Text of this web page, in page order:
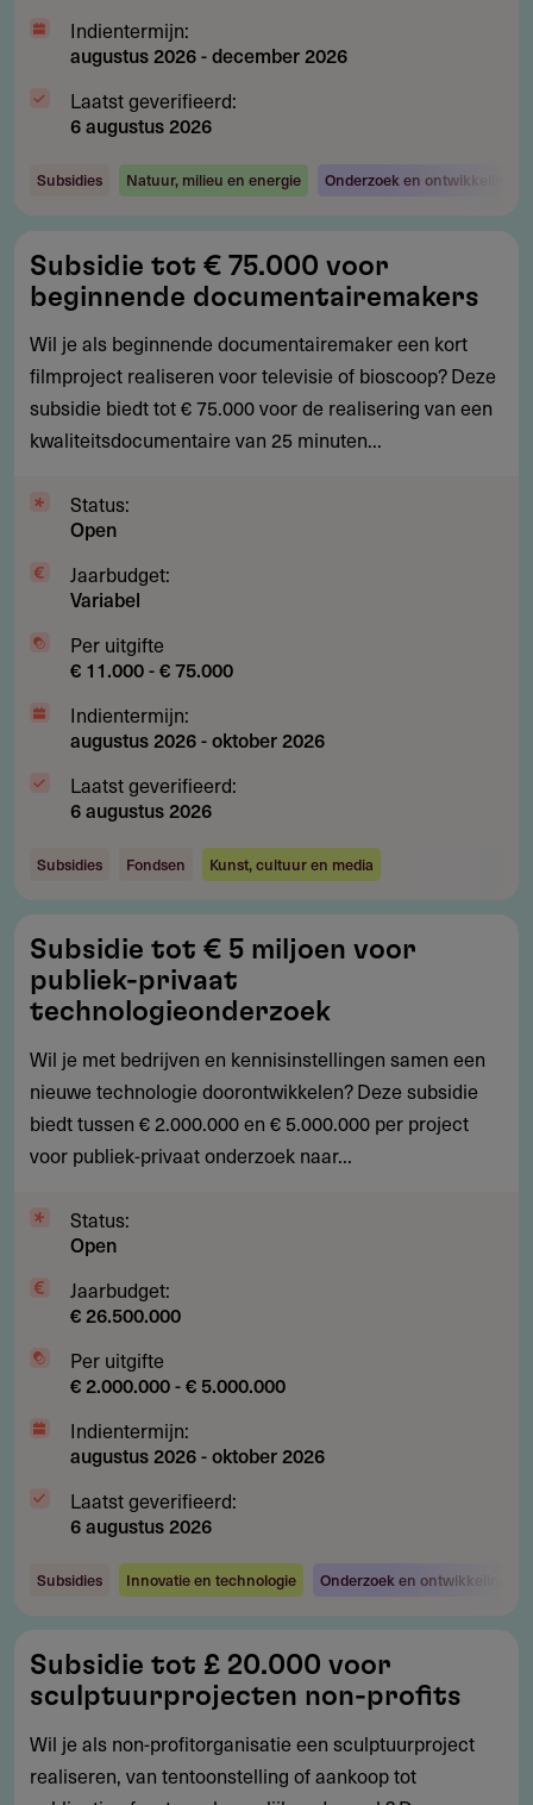
Indientermijn:
augustus 2026-december 2026
Laatst geverifieerd:
6 augustus 2026
Subsidies Natuur, milieu en energie Onderzoek en ontwikkeling
tot
€
75.000
voor
beginnende
documentairemakers
Subsidie tot € 75.000 voor
beginnende documentairemakers
Wil je als beginnende documentairemaker een kort
filmproject realiseren voor televisie of bioscoop? Deze
subsidie biedt tot € 75.000 voor de realisering van een
kwaliteitsdocumentaire van 25 minuten...
Status:
Open
Jaarbudget:
Variabel
Per uitgifte
€ 11.000 - € 75.000
Indientermijn:
augustus 2026-oktober 2026
Laatst geverifieerd:
6 augustus 2026
Subsidies Fondsen Kunst, cultuur en media
tot
€
5
miljoen
voor
publiek-
privaat
Subsidie tot € 5 miljoen voor
publiek-privaat
technologieonderzoek
Wil je met bedrijven en kennisinstellingen samen een
nieuwe technologie doorontwikkelen? Deze subsidie
biedt tussen € 2.000.000 en € 5.000.000 per project
voor publiek-privaat onderzoek naar...
Status:
Open
Jaarbudget:
€ 26.500.000
Per uitgifte
€ 2.000.000 - € 5.000.000
Indientermijn:
augustus 2026-oktober 2026
Laatst geverifieerd:
6 augustus 2026
Subsidies Innovatie en technologie Onderzoek en ontwikkeling
tot
£
20.000
voor
Subsidie tot £ 20.000 voor
sculptuurprojecten non-profits
Wil je als non-profitorganisatie een sculptuurproject
realiseren, van tentoonstelling of aankoop tot